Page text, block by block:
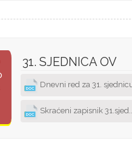
31. SJEDNICA OV
Dnevni red za 31.
Skraćeni zapisnik 31.sjed...